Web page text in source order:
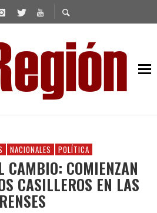
NACIONALES POLÍTICA
CAMBIO: COMIENZAN
CASILLEROS EN LAS